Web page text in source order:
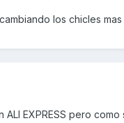
los chicles mas
EXPRESS pero